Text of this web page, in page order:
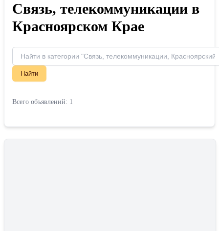
Связь, телекоммуникации в
Красноярском Крае
Найти
Всего объявлений: 1